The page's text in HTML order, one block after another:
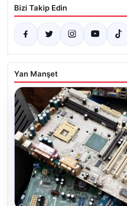
Bizi Takip Edin
Yan Manşet